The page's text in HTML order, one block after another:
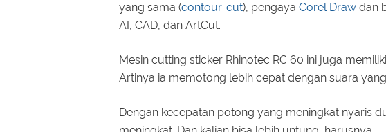
yang sama (contour-cut), pengaya Corel Draw dan
AI, CAD, dan ArtCut.
Mesin cutting sticker Rhinotec RC 60 ini juga
Artinya ia memotong lebih cepat dengan suara
Dengan kecepatan potong yang meningkat nyaris